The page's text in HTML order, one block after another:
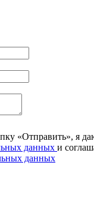
«Отправить», я
данных и
данных